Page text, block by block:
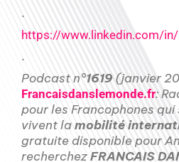
.
https://www.linkedin.com/
.
Podcast n°1619(janvier
Francaisdanslemonde.fr:
pour les Francophones
vivent lamobilité
gratuite disponible pour
recherchezFRANCAIS